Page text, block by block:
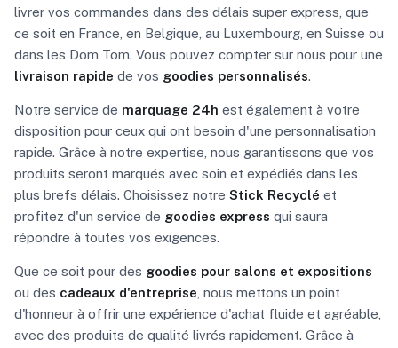
livrer vos commandes dans des délais super express, que
ce soit en France, en Belgique, au Luxembourg, en Suisse ou
dans les Dom Tom. Vous pouvez compter sur nous pour une
livraison rapide de vos goodies personnalisés.
Notre service de marquage 24h est également à votre
disposition pour ceux qui ont besoin d'une personnalisation
rapide. Grâce à notre expertise, nous garantissons que vos
produits seront marqués avec soin et expédiés dans les
plus brefs délais. Choisissez notre Stick Recyclé et
profitez d'un service de goodies express qui saura
répondre à toutes vos exigences.
Que ce soit pour des goodies pour salons et expositions
ou des cadeaux d'entreprise , nous mettons un point
d'honneur à offrir une expérience d'achat fluide et agréable,
avec des produits de qualité livrés rapidement. Grâce à